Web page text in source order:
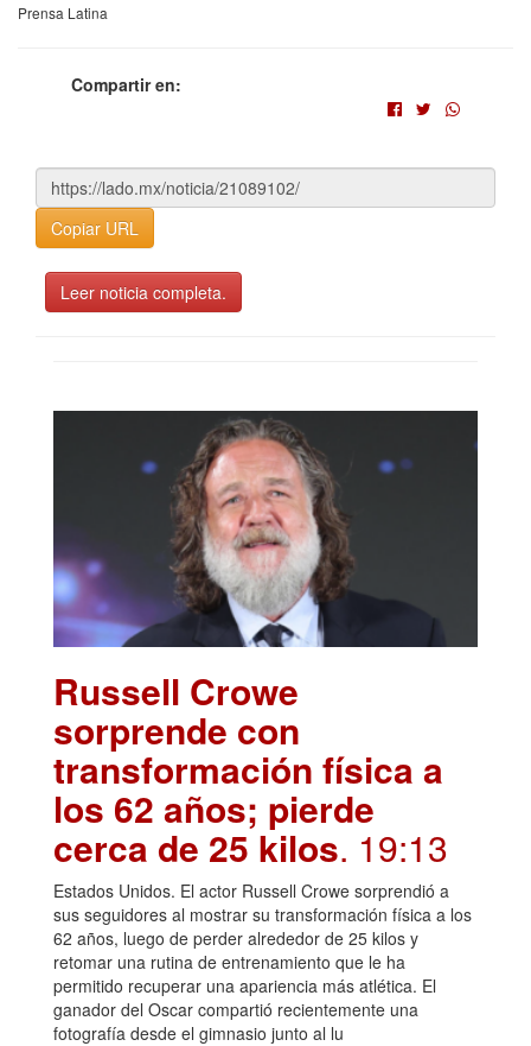
Prensa Latina
Compartir en:
Copiar URL
Leer noticia completa.
Russell Crowe
sorprende con
transformación física a
los 62 años; pierde
cerca de 25 kilos. 19:13
Estados Unidos. El actor Russell Crowe sorprendió a
sus seguidores al mostrar su transformación física a los
62 años, luego de perder alrededor de 25 kilos y
retomar una rutina de entrenamiento que le ha
permitido recuperar una apariencia más atlética. El
ganador del Oscar compartió recientemente una
fotografía desde el gimnasio junto al lu